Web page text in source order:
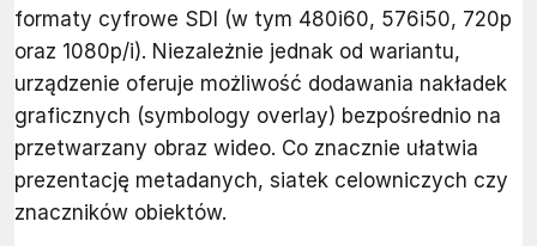
formaty cyfrowe SDI (w tym 480i60, 576i50, 720p
oraz 1080p/i). Niezależnie jednak od wariantu,
urządzenie oferuje możliwość dodawania nakładek
graficznych (symbology overlay) bezpośrednio na
przetwarzany obraz wideo. Co znacznie ułatwia
prezentację metadanych, siatek celowniczych czy
znaczników obiektów.